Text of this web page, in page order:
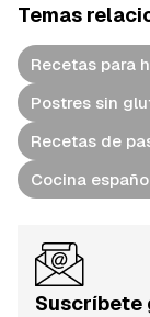
Temas
Recetas para
Postres sin
Recetas de
Cocina
Suscríbete